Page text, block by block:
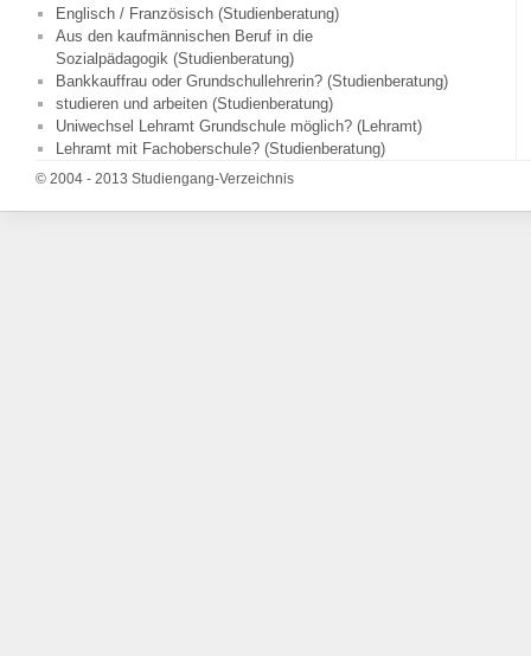
Englisch / Französisch (Studienberatung)
Aus den kaufmännischen Beruf in die
Sozialpädagogik (Studienberatung)
Bankkauffrau oder Grundschullehrerin? (Studienberatung)
studieren und arbeiten (Studienberatung)
Uniwechsel Lehramt Grundschule möglich? (Lehramt)
Lehramt mit Fachoberschule? (Studienberatung)
© 2004 - 2013 Studiengang-Verzeichnis